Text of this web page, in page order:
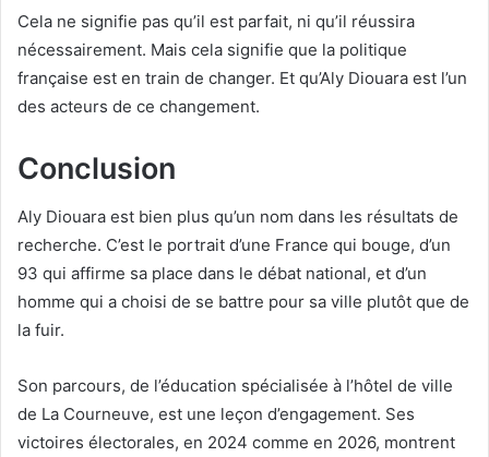
Cela ne signifie pas qu’il est parfait, ni qu’il réussira
nécessairement. Mais cela signifie que la politique
française est en train de changer. Et qu’Aly Diouara est l’un
des acteurs de ce changement.
Conclusion
Aly Diouara est bien plus qu’un nom dans les résultats de
recherche. C’est le portrait d’une France qui bouge, d’un
93 qui affirme sa place dans le débat national, et d’un
homme qui a choisi de se battre pour sa ville plutôt que de
la fuir.
Son parcours, de l’éducation spécialisée à l’hôtel de ville
de La Courneuve, est une leçon d’engagement. Ses
victoires électorales, en 2024 comme en 2026, montrent